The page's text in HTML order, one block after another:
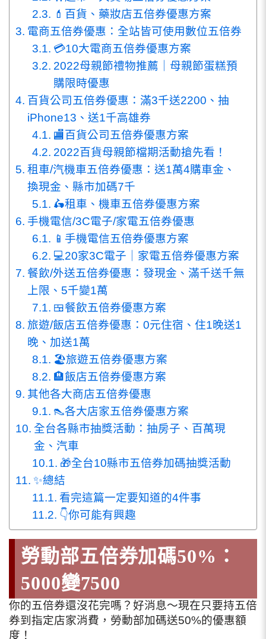
💄百貨、藥妝店五倍券優惠方案
電商五倍券優惠：全站皆可使用數位五倍券
💳10大電商五倍券優惠方案
2022母親節禮物推薦｜母親節蛋糕預
購限時優惠
百貨公司五倍券優惠：滿3千送2200、抽
iPhone13、送1千高雄券
🏬百貨公司五倍券優惠方案
2022百貨母親節檔期活動搶先看！
租車/汽機車五倍券優惠：送1萬4購車金、
換現金、縣市加碼7千
🛵租車、機車五倍券優惠方案
手機電信/3C電子/家電五倍券優惠
📱手機電信五倍券優惠方案
💻20家3C電子｜家電五倍券優惠方案
餐飲/外送五倍券優惠：發現金、滿千送千無
上限、5千變1萬
🍱餐飲五倍券優惠方案
旅遊/飯店五倍券優惠：0元住宿、住1晚送1
晚、加送1萬
🏖旅遊五倍券優惠方案
🏨飯店五倍券優惠方案
其他各大商店五倍券優惠
👠各大店家五倍券優惠方案
全台各縣市抽獎活動：抽房子、百萬現
金、汽車
🎁全台10縣市五倍券加碼抽獎活動
✨總結
看完這篇一定要知道的4件事
👇你可能有興趣
勞動部五倍券加碼50%：
5000變7500
你的五倍券還沒花完嗎？好消息～現在只要持五倍
券到指定店家消費，勞動部加碼送50%的優惠額
度！